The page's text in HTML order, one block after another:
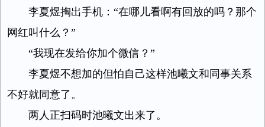
李夏煜掏出手机：“在哪儿看啊有回放的吗？那个
网红叫什么？”
“我现在发给你加个微信？”
李夏煜不想加的但怕自己这样池曦文和同事关系
不好就同意了。
两人正扫码时池曦文出来了。